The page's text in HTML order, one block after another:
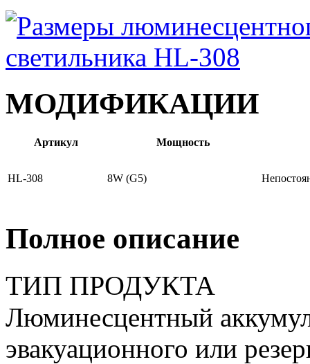
МОДИФИКАЦИИ
Артикул Мощность
HL-308 8W (G5)
Полное описание
ТИП ПРОДУКТА
Люминесцентный
эвакуационного или